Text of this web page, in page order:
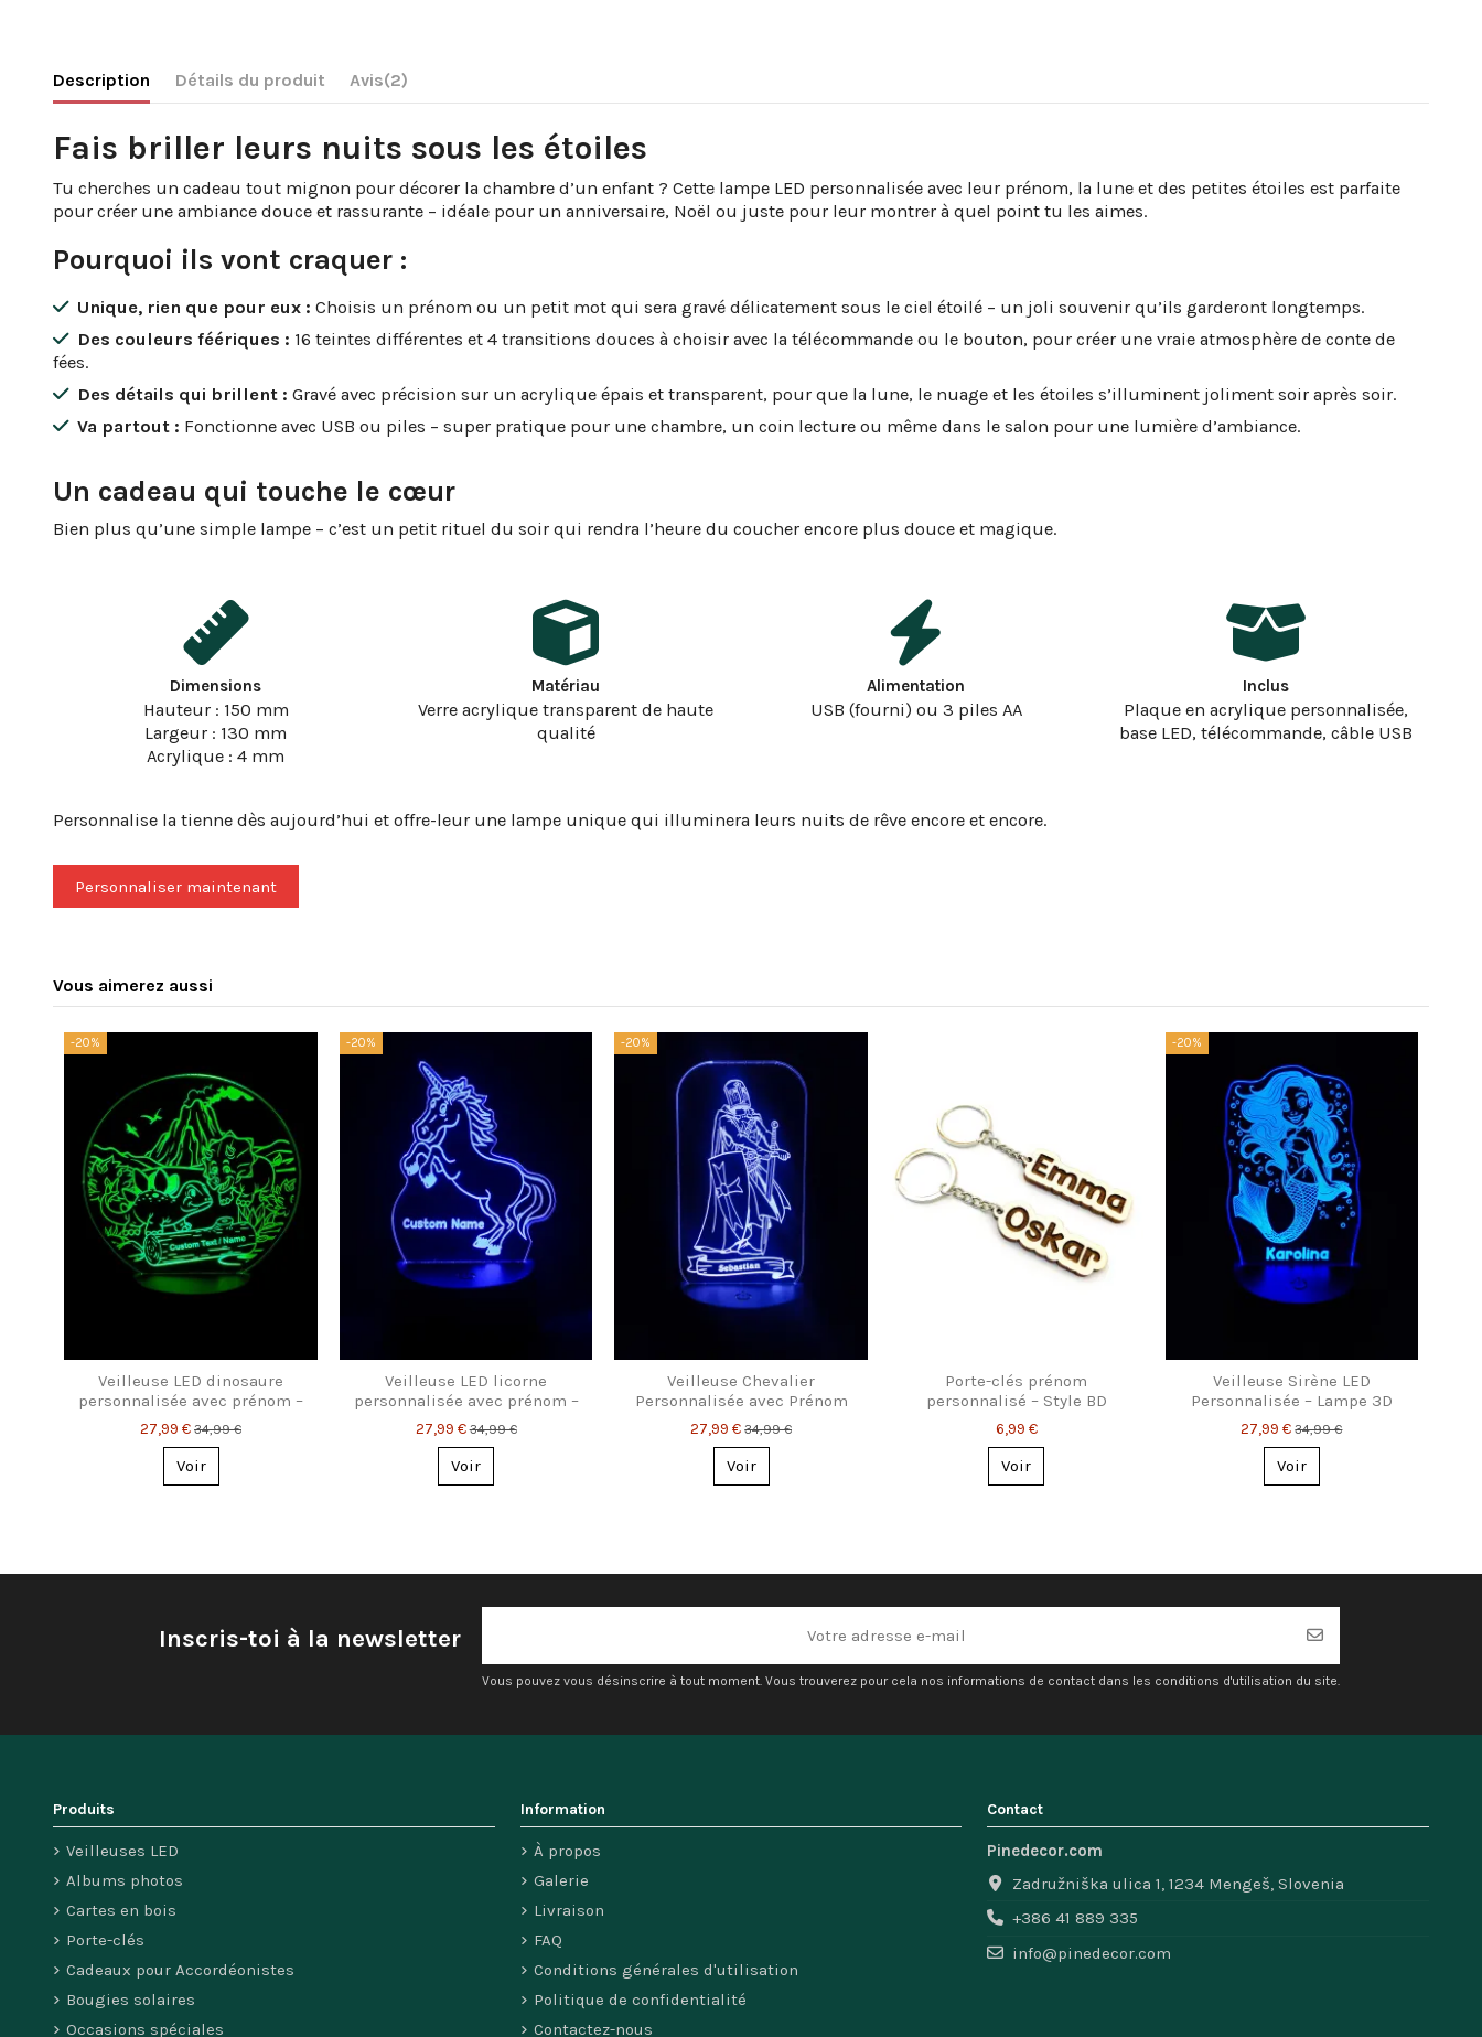
Description Détails du produit Avis(2)
Fais briller leurs nuits sous les étoiles
Tu cherches un cadeau tout mignon pour décorer la chambre d’un enfant ? Cette lampe LED personnalisée avec leur prénom, la lune et des petites étoiles est parfaite
pour créer une ambiance douce et rassurante – idéale pour un anniversaire, Noël ou juste pour leur montrer à quel point tu les aimes.
Pourquoi ils vont craquer :
Unique, rien que pour eux : Choisis un prénom ou un petit mot qui sera gravé délicatement sous le ciel étoilé – un joli souvenir qu’ils garderont longtemps.
Des couleurs féériques : 16 teintes différentes et 4 transitions douces à choisir avec la télécommande ou le bouton, pour créer une vraie atmosphère de conte de
fées.
Des détails qui brillent : Gravé avec précision sur un acrylique épais et transparent, pour que la lune, le nuage et les étoiles s’illuminent joliment soir après soir.
Va partout : Fonctionne avec USB ou piles – super pratique pour une chambre, un coin lecture ou même dans le salon pour une lumière d’ambiance.
Un cadeau qui touche le cœur
Bien plus qu’une simple lampe – c’est un petit rituel du soir qui rendra l’heure du coucher encore plus douce et magique.
Dimensions
Hauteur : 150 mm
Largeur : 130 mm
Acrylique : 4 mm
Matériau
Verre acrylique transparent de haute
qualité
Alimentation
USB (fourni) ou 3 piles AA
Inclus
Plaque en acrylique personnalisée,
base LED, télécommande, câble USB
Personnalise la tienne dès aujourd’hui et offre-leur une lampe unique qui illuminera leurs nuits de rêve encore et encore.
Personnaliser maintenant
Vous aimerez aussi
-20%
Veilleuse LED dinosaure
personnalisée avec prénom –
Cadeau parfait pour enfants
27,99 €34,99 €
Voir
-20%
Veilleuse LED licorne
personnalisée avec prénom –
cadeau féerique pour enfants
27,99 €34,99 €
Voir
-20%
Veilleuse Chevalier
Personnalisée avec Prénom
Gravé – Lampe LED Enfant
27,99 €34,99 €
Voir
Porte-clés prénom
personnalisé – Style BD
original
6,99 €
Voir
-20%
Veilleuse Sirène LED
Personnalisée – Lampe 3D
Enfant
27,99 €34,99 €
Voir
Inscris-toi à la newsletter
Vous pouvez vous désinscrire à tout moment. Vous trouverez pour cela nos informations de contact dans les conditions d'utilisation du site.
Produits
Veilleuses LED
Albums photos
Cartes en bois
Porte-clés
Cadeaux pour Accordéonistes
Bougies solaires
Occasions spéciales
Information
À propos
Galerie
Livraison
FAQ
Conditions générales d'utilisation
Politique de confidentialité
Contactez-nous
Contact
Pinedecor.com
Zadružniška ulica 1, 1234 Mengeš, Slovenia
+386 41 889 335
info@pinedecor.com